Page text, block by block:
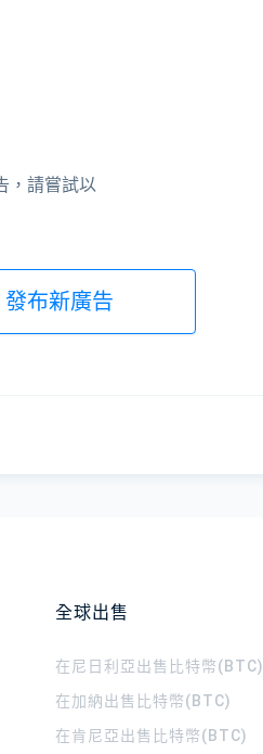
，請嘗試以
發布新廣告
全球出售
在尼日利亞出售比特幣(BTC)
在加納出售比特幣(BTC)
在肯尼亞出售比特幣(BTC)